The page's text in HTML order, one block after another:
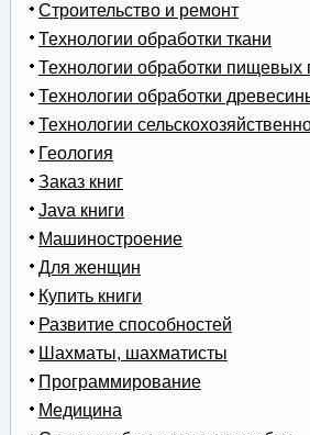
Строительство и ремонт
Технологии обработки ткани
Технологии обработки пищевых
Технологии обработки
Технологии
Геология
Заказ книг
Java книги
Машиностроение
Для женщин
Купить книги
Развитие способностей
Шахматы, шахматисты
Программирование
Медицина